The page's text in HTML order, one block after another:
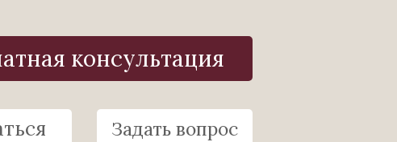
консультация
Задать вопрос